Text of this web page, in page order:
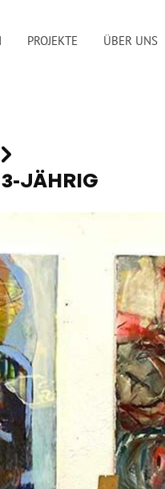
PROJEKTE ÜBER UNS
JÄHRIG